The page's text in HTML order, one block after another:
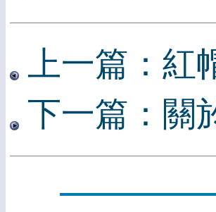
上一篇：紅
下一篇：關